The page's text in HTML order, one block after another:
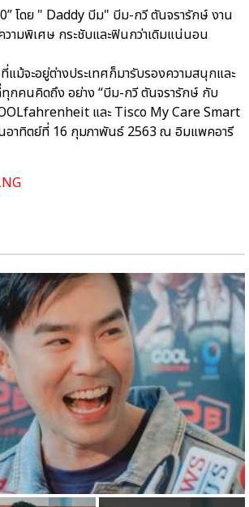
โดย " Daddy บีม" บีม-กวี ตันจรารักษ์ งาน
ามพิเศษ กระชับและฟินกว่าเดิมแน่นอน
ม้จะอยู่ต่างประเทศก็มารับรองความสนุกและ
กคนคิดถึง อย่าง “บีม-กวี ตันจรารักษ์ กับ
และ Tisco My Care Smart
าทิตย์ที่ 16 กุมภาพันธ์ 2563 ณ อิมแพคอารี